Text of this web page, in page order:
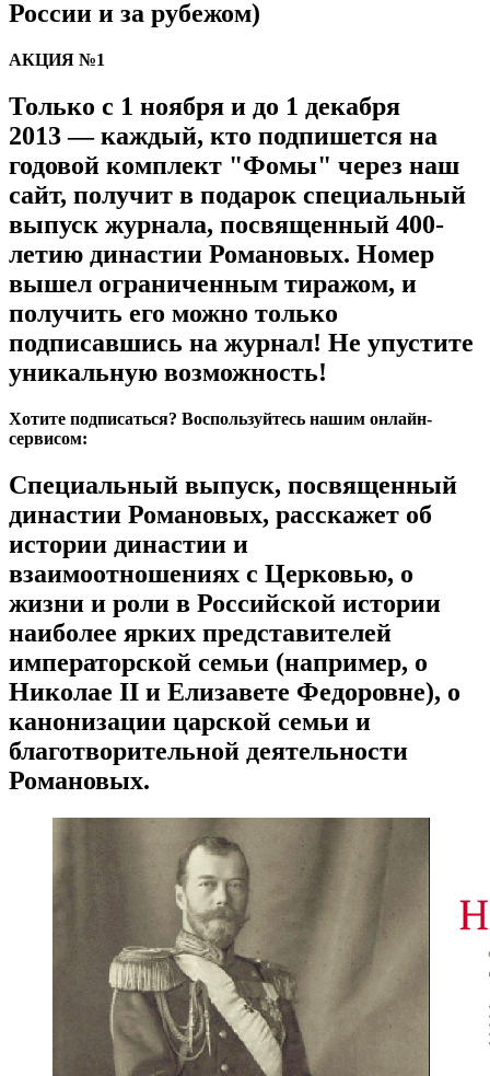
России и за рубежом)
АКЦИЯ №1
Только с 1 ноября и до 1 декабря
2013— каждый, кто подпишется на
годовой комплект "Фомы" через наш
сайт, получит в подарок специальный
выпуск журнала, посвященный 400-
летию династии Романовых. Номер
вышел ограниченным тиражом, и
получить его можно только
подписавшись на журнал! Не упустите
уникальную возможность!
Хотите подписаться? Воспользуйтесь нашим онлайн-
сервисом:
Специальный выпуск, посвященный
династии Романовых, расскажет об
истории династии и
взаимоотношениях с Церковью, о
жизни и роли в Российской истории
наиболее ярких представителей
императорской семьи (например, о
Николае II и Елизавете Федоровне), о
канонизации царской семьи и
благотворительной деятельности
Романовых.